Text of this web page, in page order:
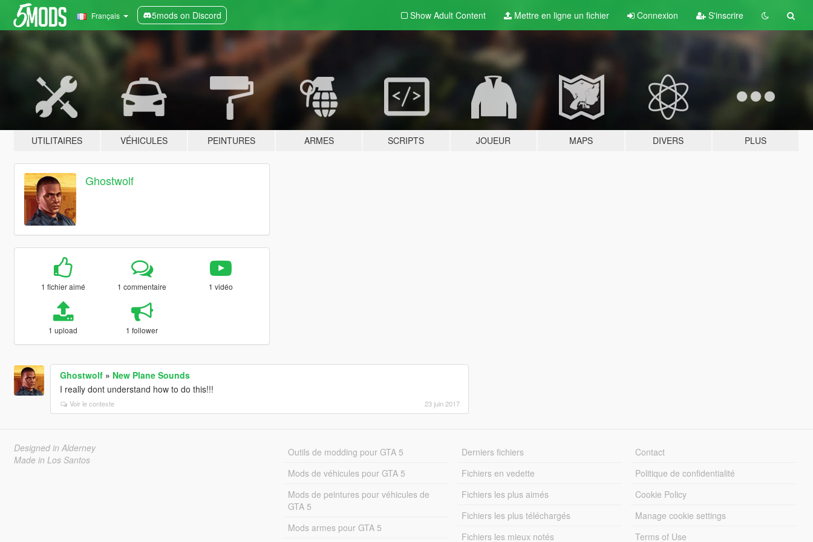
Français 5mods on Discord Show Adult Content Mettre en ligne un fichier Connexion S'inscrire
UTILITAIRES VÉHICULES PEINTURES ARMES SCRIPTS JOUEUR MAPS DIVERS PLUS
Ghostwolf
1 fichier aimé 1 commentaire 1 vidéo
1 upload 1 follower
Ghostwolf» New Plane Sounds
I really dont understand how to do this!!!
Voir le contexte 23 juin 2017
Designed in Alderney
Made in Los Santos
Outils de modding pour GTA 5
Mods de véhicules pour GTA 5
Mods de peintures pour véhicules de
GTA 5
Mods armes pour GTA 5
Derniers fichiers
Fichiers en vedette
Fichiers les plus aimés
Fichiers les plus téléchargés
Fichiers les mieux notés
Contact
Politique de confidentialité
Cookie Policy
Manage cookie settings
Terms of Use